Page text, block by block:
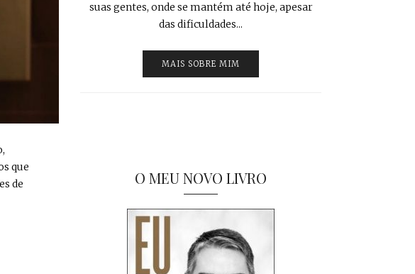
que
de
suas gentes, onde se mantém até hoje, apesar
das dificuldades...
MAIS SOBRE MIM
O MEU NOVO LIVRO